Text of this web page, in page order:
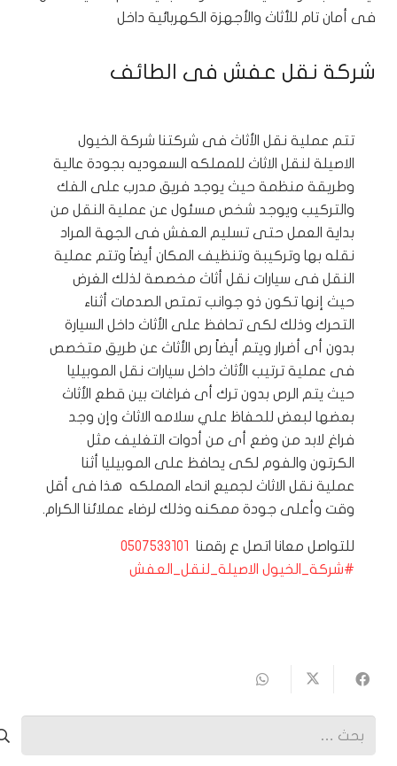
فى أمان تام للأثاث والأجهزة الكهربائية داخل
شركة نقل عفش فى الطائف
تتم عملية نقل الأثاث فى شركتنا شركة الخيول
الاصيلة لنقل الاثاث للمملكه السعوديه بجودة عالية
وطريقة منظمة حيث يوجد فريق مدرب على الفك
والتركيب ويوجد شخص مسئول عن عملية النقل من
بداية العمل حتى تسليم العفش فى الجهة المراد
نقله بها وتركيبة وتنظيف المكان أيضاً وتتم عملية
النقل فى سيارات نقل أثاث مخصصة لذلك الغرض
حيث إنها تكون ذو جوانب تمتص الصدمات أثناء
التحرك وذلك لكى تحافظ على الأثاث داخل السيارة
بدون أى أضرار ويتم أيضاً رص الأثاث عن طريق متخصص
فى عملية ترتيب الأثاث داخل سيارات نقل الموبيليا
حيث يتم الرص بدون ترك أى فراغات بين قطع الأثاث
بعضها لبعض للحفاظ علي سلامه الاثاث وإن وجد
فراغ لابد من وضع أى من أدوات التغليف مثل
الكرتون والفوم لكى يحافظ على الموبيليا أثنا
عملية نقل الاثاث لجميع انحاء المملكه هذا فى أقل
وقت وأعلى جودة ممكنه وذلك لرضاء عملائنا الكرام.
للتواصل معانا اتصل ع رقمنا
0507533101
#شركة_الخيول الاصيلة_ لنقل_العفش
البحث